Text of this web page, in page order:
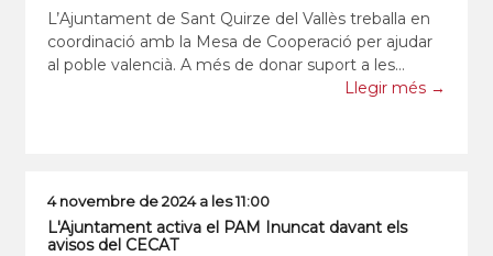
L’Ajuntament de Sant Quirze del Vallès treballa en
coordinació amb la Mesa de Cooperació per ajudar
al poble valencià. A més de donar suport a les
iniciatives ciutadanes, el consistori es focalitza en
Llegir més →
4 novembre de 2024 a les 11:00
L'Ajuntament activa el PAM Inuncat davant els
avisos del CECAT